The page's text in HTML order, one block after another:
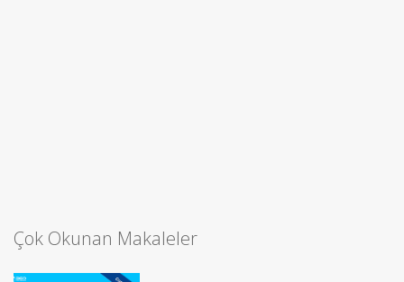
Çok Okunan Makaleler